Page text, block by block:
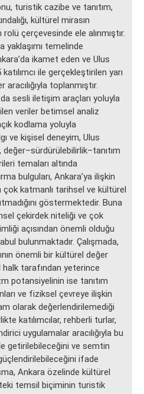
turistik cazibe ve tanıtım,
kültürel mirasın
çerçevesinde ele alınmıştır.
yaklaşımı temelinde
ikamet eden ve Ulus
ile gerçekleştirilen yarı
aracılığıyla toplanmıştır.
sesli iletişim araçları yoluyla
veriler betimsel analiz
kodlama yoluyla
ve kişisel deneyim, Ulus
temaları altında
bulguları, Ankara’ya ilişkin
katmanlı tarihsel ve kültürel
göstermektedir. Buna
çekirdek niteliği ve çok
açısından önemli olduğu
bulunmaktadır. Çalışmada,
önemli bir kültürel değer
halk tarafından yeterince
potansiyelinin ise tanıtım
ve fiziksel çevreye ilişkin
olarak değerlendirilemediği
katılımcılar, rehberli turlar,
uygulamalar aracılığıyla bu
getirilebileceğini ve semtin
ifade
Ankara özelinde kültürel
temsil biçiminin turistik